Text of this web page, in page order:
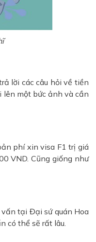
lời các câu hỏi về tiền
lên một bức ảnh và cần
phí xin visa F1 trị giá
VND. Cũng giống như
tại Đại sứ quán Hoa
có thể sẽ rất lâu.